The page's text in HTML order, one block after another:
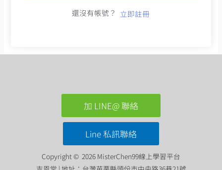
還沒有帳號？ 立即註冊
加 LINE@ 聯絡
Line 私訊聯絡
Copyright © 2026 MisterChen99線上學習平台